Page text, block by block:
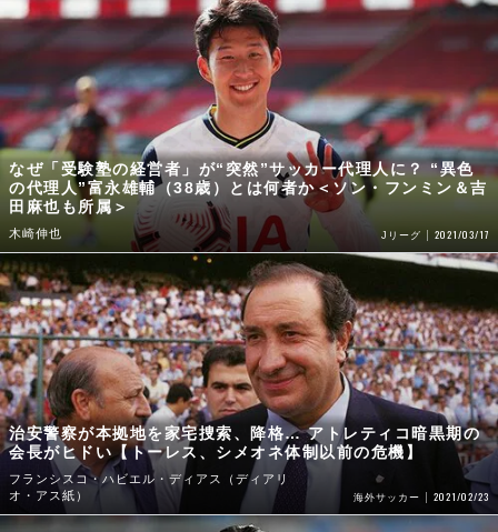
なぜ「受験塾の経営者」が“突然”サッカー代理人に？ “異色
の代理人”富永雄輔（38歳）とは何者か＜ソン・フンミン＆吉
田麻也も所属＞
木崎伸也 Jリーグ 2021/03/17
治安警察が本拠地を家宅捜索、降格… アトレティコ暗黒期の
会長がヒドい【トーレス、シメオネ体制以前の危機】
フランシスコ・ハビエル・ディアス（ディアリ
オ・アス紙）
海外サッカー 2021/02/23